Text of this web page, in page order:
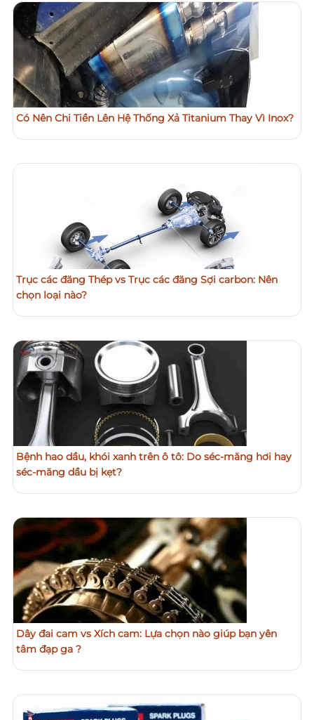
Có Nên Chi Tiền Lên Hệ Thống Xả Titanium Thay Vì Inox?
Trục các đăng Thép vs Trục các đăng Sợi carbon: Nên
chọn loại nào?
Bệnh hao dầu, khói xanh trên ô tô: Do séc-măng hơi hay
séc-măng dầu bị kẹt?
Dây đai cam vs Xích cam: Lựa chọn nào giúp bạn yên
tâm đạp ga ?